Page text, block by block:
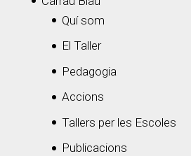
Quí som
El Taller
Pedagogia
Accions
Tallers per les Escoles
Publicacions